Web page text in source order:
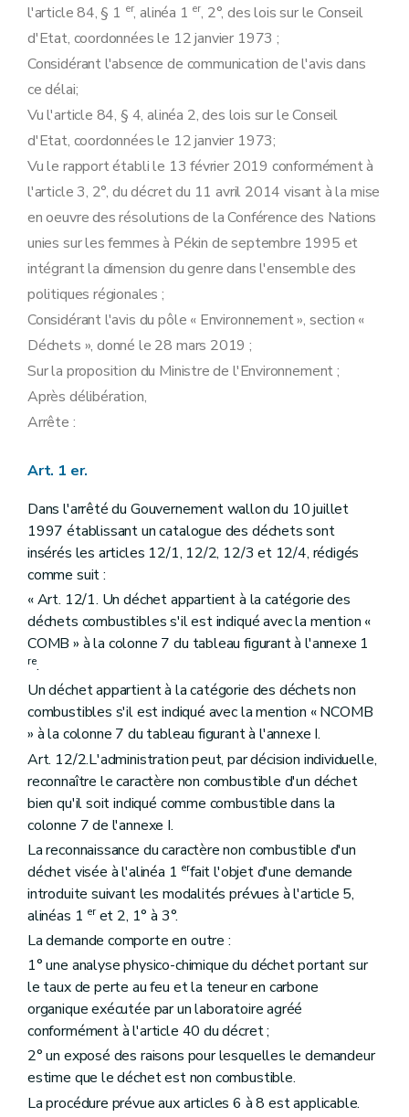
l'article 84, § 1 er, alinéa 1 er, 2°, des lois sur le Conseil
d'Etat, coordonnées le 12 janvier 1973 ;
Considérant l'absence de communication de l'avis dans
ce délai;
Vu l'article 84, § 4, alinéa 2, des lois sur le Conseil
d'Etat, coordonnées le 12 janvier 1973;
Vu le rapport établi le 13 février 2019 conformément à
l'article 3, 2°, du décret du 11 avril 2014 visant à la mise
en oeuvre des résolutions de la Conférence des Nations
unies sur les femmes à Pékin de septembre 1995 et
intégrant la dimension du genre dans l'ensemble des
politiques régionales ;
Considérant l'avis du pôle « Environnement », section «
Déchets », donné le 28 mars 2019 ;
Sur la proposition du Ministre de l'Environnement ;
Après délibération,
Arrête :
Art. 1 er.
Dans l'arrêté du Gouvernement wallon du 10 juillet
1997 établissant un catalogue des déchets sont
insérés les articles 12/1, 12/2, 12/3 et 12/4, rédigés
comme suit :
« Art. 12/1. Un déchet appartient à la catégorie des
déchets combustibles s'il est indiqué avec la mention «
COMB » à la colonne 7 du tableau figurant à l'annexe 1
re.
Un déchet appartient à la catégorie des déchets non
combustibles s'il est indiqué avec la mention « NCOMB
» à la colonne 7 du tableau figurant à l'annexe I.
Art. 12/2.L'administration peut, par décision individuelle,
reconnaître le caractère non combustible d'un déchet
bien qu'il soit indiqué comme combustible dans la
colonne 7 de l'annexe I.
La reconnaissance du caractère non combustible d'un
déchet visée à l'alinéa 1 erfait l'objet d'une demande
introduite suivant les modalités prévues à l'article 5,
alinéas 1 eret 2, 1° à 3°.
La demande comporte en outre :
1° une analyse physico-chimique du déchet portant sur
le taux de perte au feu et la teneur en carbone
organique exécutée par un laboratoire agréé
conformément à l'article 40 du décret ;
2° un exposé des raisons pour lesquelles le demandeur
estime que le déchet est non combustible.
La procédure prévue aux articles 6 à 8 est applicable.